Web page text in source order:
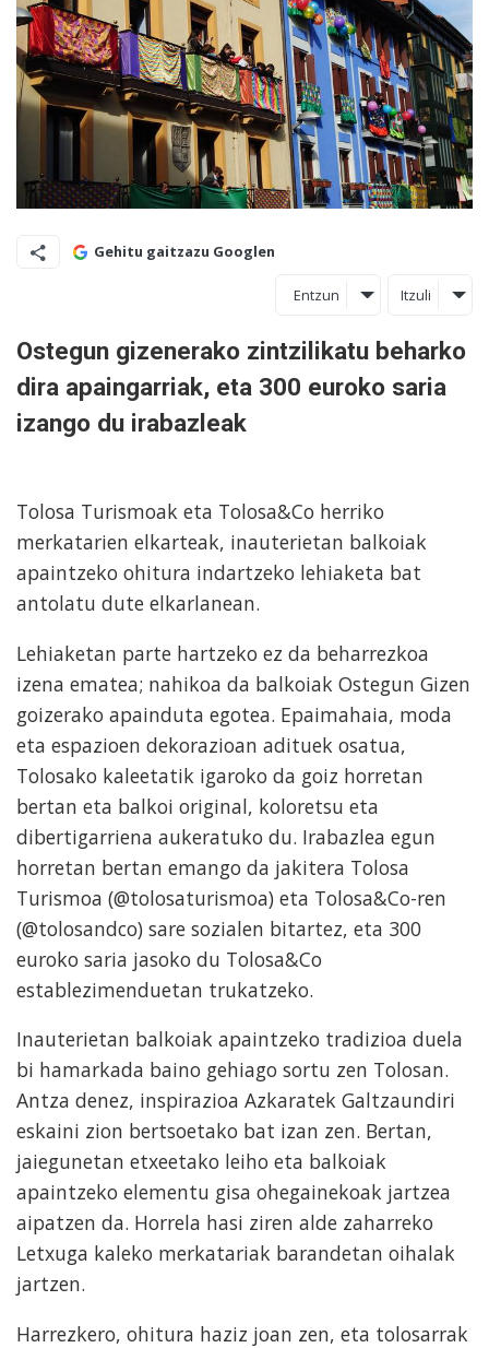
Gehitu gaitzazu Googlen
Entzun Itzuli
Ostegun gizenerako zintzilikatu beharko
dira apaingarriak, eta 300 euroko saria
izango du irabazleak
Tolosa Turismoak eta Tolosa&Co herriko
merkatarien elkarteak, inauterietan balkoiak
apaintzeko ohitura indartzeko lehiaketa bat
antolatu dute elkarlanean.
Lehiaketan parte hartzeko ez da beharrezkoa
izena ematea; nahikoa da balkoiak Ostegun Gizen
goizerako apainduta egotea. Epaimahaia, moda
eta espazioen dekorazioan adituek osatua,
Tolosako kaleetatik igaroko da goiz horretan
bertan eta balkoi original, koloretsu eta
dibertigarriena aukeratuko du. Irabazlea egun
horretan bertan emango da jakitera Tolosa
Turismoa (@tolosaturismoa) eta Tolosa&Co-ren
(@tolosandco) sare sozialen bitartez, eta 300
euroko saria jasoko du Tolosa&Co
establezimenduetan trukatzeko.
Inauterietan balkoiak apaintzeko tradizioa duela
bi hamarkada baino gehiago sortu zen Tolosan.
Antza denez, inspirazioa Azkaratek Galtzaundiri
eskaini zion bertsoetako bat izan zen. Bertan,
jaiegunetan etxeetako leiho eta balkoiak
apaintzeko elementu gisa ohegainekoak jartzea
aipatzen da. Horrela hasi ziren alde zaharreko
Letxuga kaleko merkatariak barandetan oihalak
jartzen.
Harrezkero, ohitura haziz joan zen, eta tolosarrak